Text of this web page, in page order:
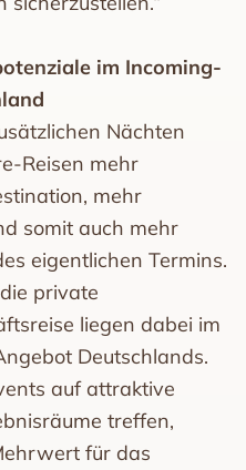
im Incoming-
Nächten
Reisen mehr
mehr
somit auch mehr
eigentlichen Termins.
private
liegen dabei im
Deutschlands.
auf attraktive
treffen,
für das